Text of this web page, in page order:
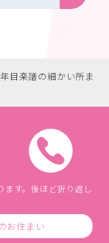
目楽譜の細かい所ま
ます。後ほど折り返し
お住まい